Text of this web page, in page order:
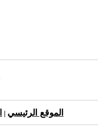
الموقع الرئيسي